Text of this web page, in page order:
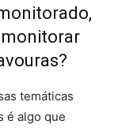
monitorar
temáticas
é algo que